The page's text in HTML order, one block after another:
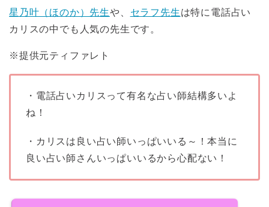
星乃叶（ほのか）先生や、 セラフ先生は特に電話占い
カリスの中でも人気の先生です。
※提供元ティファレト
・電話占いカリスって有名な占い師結構多いよ
ね！
・カリスは良い占い師いっぱいいる～！本当に
良い占い師さんいっぱいいるから心配ない！